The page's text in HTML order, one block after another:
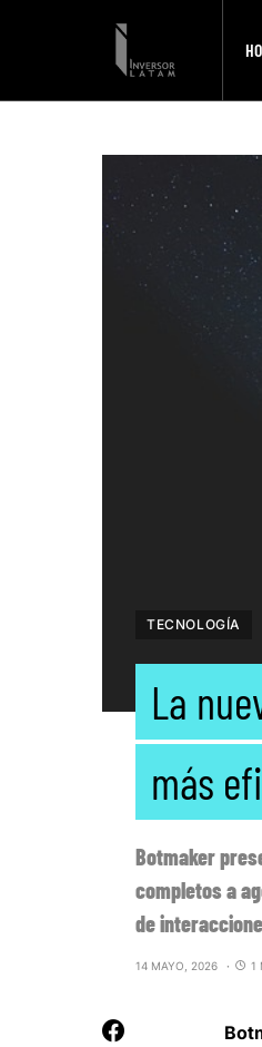
TECNOLOGÍA
La
más
Botmaker
completos a
de
14 MAYO, 2026 1